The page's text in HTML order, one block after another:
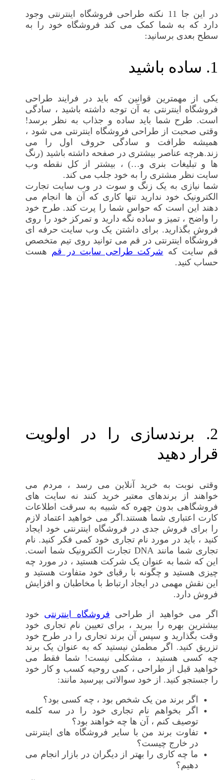
در این جا 11 نکته طراحی فروشگاه اینترنتی وجود
دارد که به شما کمک می کند فروشگاه خود را به
سطح بعدی برسانید:
1. ساده باشید
یکی از مهمترین قوانین که باید در فرایند طراحی
فروشگاه اینترنتی به آن توجه داشته باشید ، سادگی
است. طرح شما باید ساده و جذاب به نظر برسد!
وقتی صحبت از طراحی فروشگاه اینترنتی می شود ،
همیشه ظرافت و سادگی حروف اول را می
زند.هرچه عناصر بیشتری در صفحه داشته باشید (رنگ
ها و تبلیغات بنری و…) ، بیشتر از کل نقطه وب
سایت نظر مشتری را به خود جلب می کند.
شما نیازی به یک زنگ و سوت در وب سایت تجارت
الکترونیک خود ندارید تنها کاری که آن ها انجام می
دهند این است که حواس شما را پرت کند. طرح خود
را واضح ، تمیز و ساده نگه دارید و تمرکز خود را روی
فروش بگذارید. برای داشتن یک وب سایت حرفه ای
فروشگاه اینترنتی در قم می توانید روی تیم متخصص
قم سایت که شرکت طراحی سایت در قم هست
حساب کنید.
2. برندسازی را در اولویت
قرار دهید
وقتی نوبت به خرید آنلاین می رسد ، مردم می
خواهند از برندهای معتبر خرید کنند نه سایت های
فروشگاهی بدون چهره که شبیه به سرقت اطلاعات
کارت اعتباری شما هستند.اگر می خواهید اعتماد لازم
را برای فروش جدی در فروشگاه اینترنتی خود ایجاد
کنید ، باید در مورد نام تجاری خود کمی فکر کنید. نام
تجاری شما مانند DNA تجارت الکترونیک شما است.
این که شما به عنوان یک شرکت هستید ، در مورد چه
چیزی هستید و چگونه با رقبای خود متفاوت هستید و
این نقش مهمی در ایجاد ارتباط با مخاطبان و افزایش
فروش دارد.
اگر می خواهید از طراحی فروشگاه اینترنتی خود
بیشترین بهره را ببرید ، برای تعیین نام تجاری خود
وقت بگذارید و سپس آن برند تجاری را در طرح خود
تزریق کنید. اگر مطمئن نیستید که به عنوان یک برند
چه کسی هستید ، مشکلی نیست! شما فقط می
خواهید قبل از طراحی ، کمی روحیه کسب و کار خود
را جستجو کنید. از خود سوالاتی بپرسید مانند:
اگر برند من یک شخص بود ، چه کسی بود؟
اگر بخواهم نام تجاری خود را در سه کلمه
توصیف کنم ، آن ها چه خواهند بود؟
تفاوت برند من با سایر فروشگاه های اینترنتی
در خارج چیست؟
ما چه کاری را بهتر از دیگران در بازار انجام می
دهیم؟